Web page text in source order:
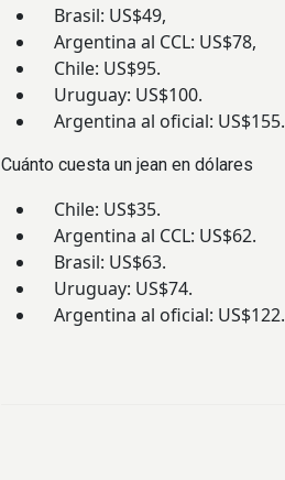
Brasil: US$49,
Argentina al CCL: US$78,
Chile: US$95.
Uruguay: US$100.
Argentina al oficial: US$155.
Cuánto cuesta un jean en dólares
Chile: US$35.
Argentina al CCL: US$62.
Brasil: US$63.
Uruguay: US$74.
Argentina al oficial: US$122.